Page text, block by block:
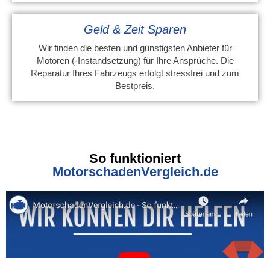
Geld & Zeit Sparen
Wir finden die besten und günstigsten Anbieter für
Motoren (-Instandsetzung) für Ihre Ansprüche. Die
Reparatur Ihres Fahrzeugs erfolgt stressfrei und zum
Bestpreis.
So funktioniert
MotorschadenVergleich.de